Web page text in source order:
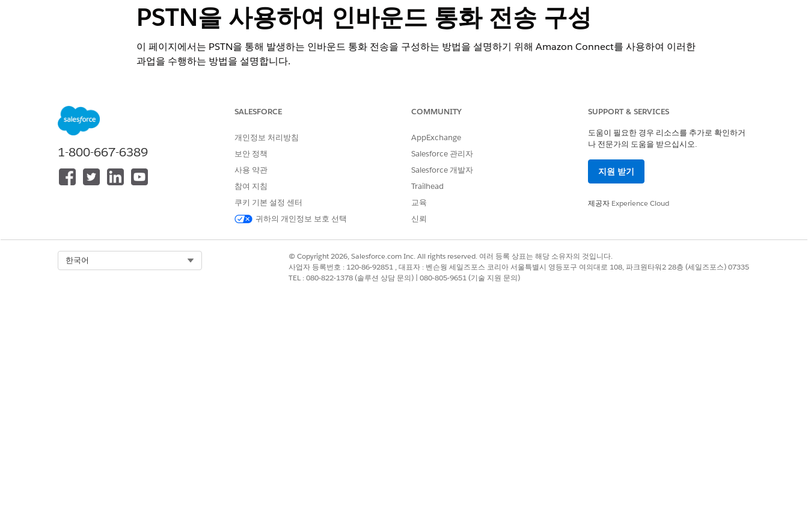
PSTN을 사용하여 인바운드 통화 전송 구성
이 페이지에서는 PSTN을 통해 발생하는 인바운드 통화 전송을 구성하는 방법을 설명하기 위해 Amazon Connect를 사용하여 이러한
과업을 수행하는 방법을 설명합니다.
함수에서 createVoiceCall 메서드 또는
createVoiceCall REST API를사용하여 VoiceCall 레코드를 만듭니다.
Amazon Connect에서 Amazon Connect 인바운드 플로를 만듭니다. 인바운드 플로를 빠르게 만들려면 샘플 SCV 인바운드 플로의 사본을 만듭니
인바운드 플로는 조직의 Amazon Connect 인스턴스에 대한 들어오는 통화를 처리하고 해당 통화를 담당자, 대기열 또는 Agentforce 에이전트와
같은 올바른 대상으로 라우팅합니다. Voice with Telephony 공급자가 이러한 플로를 사용하는 방법과 샘플 플로를 보려면 Amazon Connect 플로
를 참조하십시오.
Salesforce에서 VoiceCall 레코드를 만들려면 플로에 AWS 람다 함수 블록을 추가하고 createVoiceCall 메서드를 호출합니다.
샘플 SCV 인바운드 플로에 이미 AWS 람다 함수 블록이 포함되어 있습니다.
1-800-667-6389
SALESFORCE
개인정보 처리방침
보안 정책
사용 약관
참여 지침
쿠키 기본 설정 센터
귀하의 개인정보 보호 선택
COMMUNITY
AppExchange
Salesforce 관리자
Salesforce 개발자
Trailhead
교육
신뢰
SUPPORT & SERVICES
도움이 필요한 경우 리소스를 추가로 확인하거
나 전문가의 도움을 받으십시오.
지원 받기
제공자 Experience Cloud
한국어
© Copyright 2026, Salesforce.com Inc. All rights reserved. 여러 등록 상표는 해당 소유자의 것입니다.
사업자 등록번호 : 120-86-92851 , 대표자 : 벤슨웡 세일즈포스 코리아 서울특별시 영등포구 여의대로 108, 파크원타워2 28층 (세일즈포스) 07335
TEL : 080-822-1378 (솔루션 상담 문의) | 080-805-9651 (기술 지원 문의)